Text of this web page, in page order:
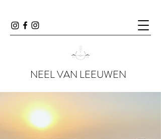
NEEL VAN LEEUWEN